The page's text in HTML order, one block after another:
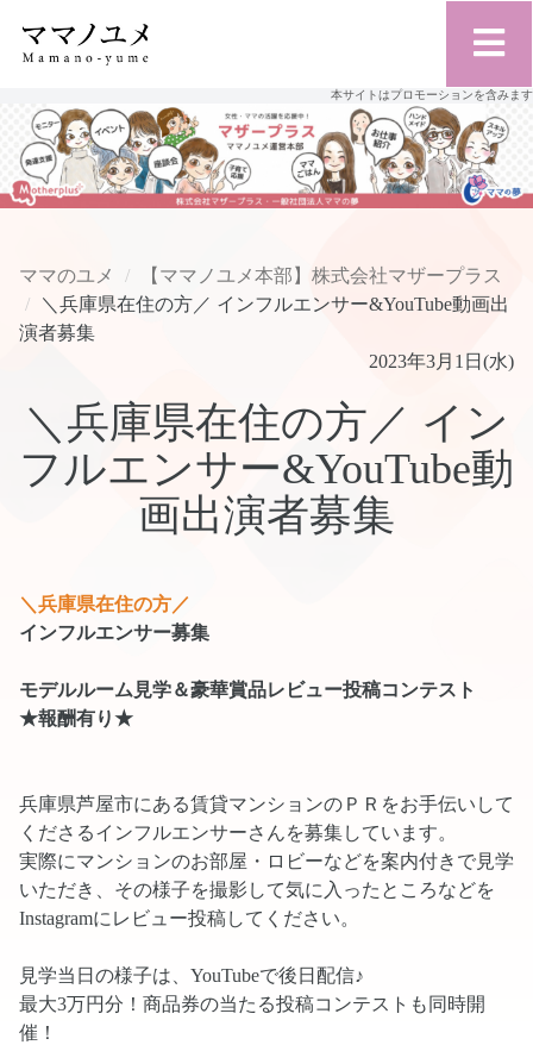
本サイトはプロモーションを含みます
ママのユメ
【ママノユメ本部】株式会社マザープラス
＼兵庫県在住の方／ インフルエンサー&YouTube動画出
演者募集
2023年3月1日(水)
＼兵庫県在住の方／ イン
フルエンサー&YouTube動
画出演者募集
＼兵庫県在住の方／
インフルエンサー募集
モデルルーム見学＆豪華賞品レビュー投稿コンテスト
★報酬有り★
兵庫県芦屋市にある賃貸マンションのＰＲをお手伝いして
くださるインフルエンサーさんを募集しています。
実際にマンションのお部屋・ロビーなどを案内付きで見学
いただき、その様子を撮影して気に入ったところなどを
Instagramにレビュー投稿してください。
見学当日の様子は、YouTubeで後日配信♪
最大3万円分！商品券の当たる投稿コンテストも同時開
催！